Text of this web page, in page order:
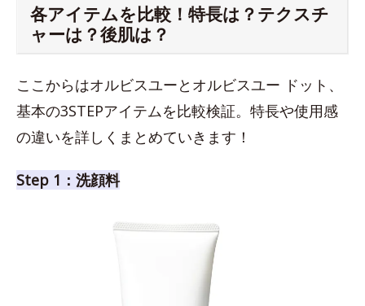
各アイテムを比較！特長は？テクスチ
ャーは？後肌は？
ここからはオルビスユーとオルビスユー ドット、
基本の3STEPアイテムを比較検証。特長や使用感
の違いを詳しくまとめていきます！
Step 1：洗顔料